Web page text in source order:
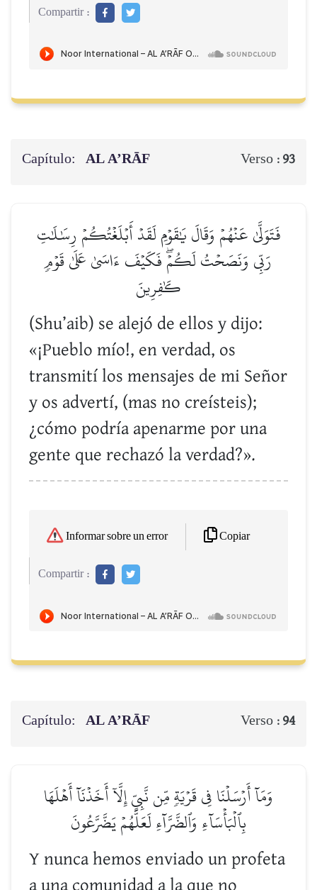
Compartir :
Capítulo: AL A’RĀF Verso : 93
فَتَوَلَّىٰ عَنۡهُمۡ وَقَالَ يَٰقَوۡمِ لَقَدۡ أَبۡلَغۡتُكُمۡ رِسَٰلَٰتِ
رَبِّي وَنَصَحۡتُ لَكُمۡۖ فَكَيۡفَ ءَاسَىٰ عَلَىٰ قَوۡمٖ
كَٰفِرِينَ
(Shu’aib) se alejó de ellos y dijo:
«¡Pueblo mío!, en verdad, os
transmití los mensajes de mi Señor
y os advertí, (mas no creísteis);
¿cómo podría apenarme por una
gente que rechazó la verdad?».
Informar sobre un error Copiar
Compartir :
Capítulo: AL A’RĀF Verso : 94
وَمَآ أَرۡسَلۡنَا فِي قَرۡيَةٖ مِّن نَّبِيٍّ إِلَّآ أَخَذۡنَآ أَهۡلَهَا
بِٱلۡبَأۡسَآءِ وَٱلضَّرَّآءِ لَعَلَّهُمۡ يَضَّرَّعُونَ
Y nunca hemos enviado un profeta
a una comunidad a la que no